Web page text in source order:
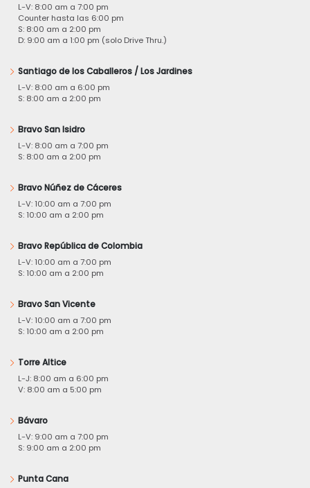
L-V: 8:00 am a 7:00 pm
Counter hasta las 6:00 pm
S: 8:00 am a 2:00 pm
D: 9:00 am a 1:00 pm (solo Drive Thru.)
Santiago de los Caballeros / Los Jardines
L-V: 8:00 am a 6:00 pm
S: 8:00 am a 2:00 pm
Bravo San Isidro
L-V: 8:00 am a 7:00 pm
S: 8:00 am a 2:00 pm
Bravo Núñez de Cáceres
L-V: 10:00 am a 7:00 pm
S: 10:00 am a 2:00 pm
Bravo República de Colombia
L-V: 10:00 am a 7:00 pm
S: 10:00 am a 2:00 pm
Bravo San Vicente
L-V: 10:00 am a 7:00 pm
S: 10:00 am a 2:00 pm
Torre Altice
L-J: 8:00 am a 6:00 pm
V: 8:00 am a 5:00 pm
Bávaro
L-V: 9:00 am a 7:00 pm
S: 9:00 am a 2:00 pm
Punta Cana